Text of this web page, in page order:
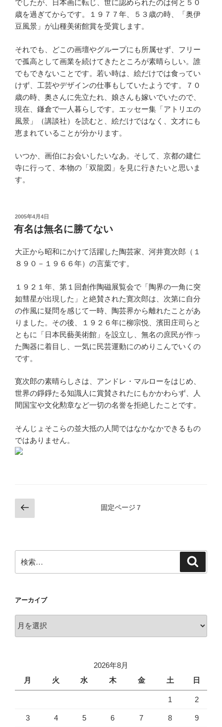
でしたが、日本画に転じ、世に認められたのは何と５０
歳を過ぎてからです。１９７７年、５３歳の時、「奥伊
豆風景」が山種美術館賞を受賞します。
それでも、どこの画壇やグループにも所属せず、フリー
で孤高として画業を続けてきたところが素晴らしい。誰
でもできないことです。若い時は、絵だけでは食ってい
けず、工芸やデザインの仕事もしていたようです。７０
歳の時、奥さんに先立たれ、娘さんも嫁いでいたので、
現在、鎌倉で一人暮らしです。エッセー集「アトリエの
風景」（講談社）を読むと、絵だけではなく、文才にも
恵まれていることが分かります。
いつか、画伯にお会いしたいなあ。そして、京都の建仁
寺に行って、本物の「双龍図」を見に行きたいと思いま
す。
投
稿
日:
2005年4月4日
有名は無名に勝てない
大正から昭和にかけて活躍した陶芸家、河井寛次郎（１
８９０－１９６６年）の言葉です。
１９２１年、第１回創作陶磁展覧会で「陶界の一角に突
如彗星が出現した」と絶賛された寛次郎は、次第に自分
の作風に疑問を感じて一時、陶芸界から離れたことがあ
りました。その後、１９２６年に柳宗悦、濱田庄司らと
ともに「日本民藝美術館」を設立し、無名の庶民が作っ
た陶器に着目し、一気に民芸運動にのめりこんでいくの
です。
寛次郎の素晴らしさは、アンドレ・マルローをはじめ、
世界の錚錚たる知識人に賞賛されたにもかかわらず、人
間国宝や文化勲章など一切の名誉を拒絶したことです。
そんじょそこらの並大抵の人間ではなかなかできるもの
ではありません。
投
稿
ー
ジ
り
前
の
ジ
固定ページ7
索:
アーカイブ
ー
2026年8月
月
火 水 木 金 土 日
1 2
3 4 5 6 7 8 9